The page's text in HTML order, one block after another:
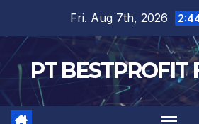
content
Fri. Aug 7th, 2026
PT BESTPROFIT